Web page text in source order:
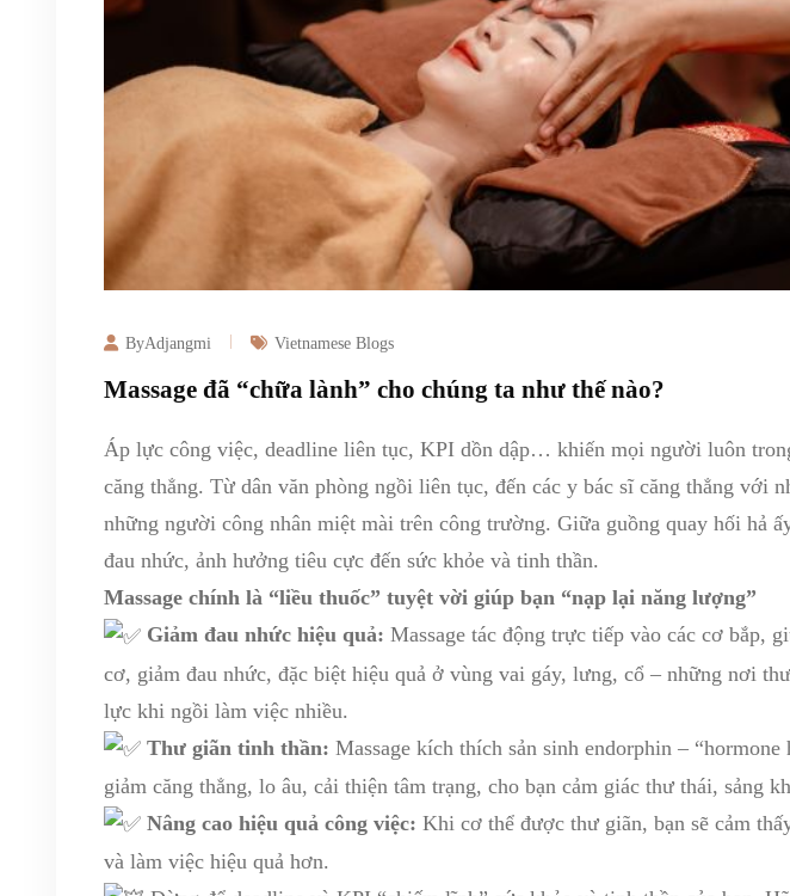
ByAdjangmi Vietnamese Blogs
Massage đã “chữa lành” cho chúng ta như thế nào?
Áp lực công việc, deadline liên tục, KPI dồn dập… khiến mọi người luôn
căng thẳng. Từ dân văn phòng ngồi liên tục, đến các y bác sĩ căng thẳng với
những người công nhân miệt mài trên công trường. Giữa guồng quay hối hả
đau nhức, ảnh hưởng tiêu cực đến sức khỏe và tinh thần.
Massage chính là “liều thuốc” tuyệt vời giúp bạn “nạp lại năng lượng”
Giảm đau nhức hiệu quả: Massage tác động trực tiếp vào các cơ bắp,
cơ, giảm đau nhức, đặc biệt hiệu quả ở vùng vai gáy, lưng, cổ – những nơi
lực khi ngồi làm việc nhiều.
Thư giãn tinh thần: Massage kích thích sản sinh endorphin – “hormone
giảm căng thẳng, lo âu, cải thiện tâm trạng, cho bạn cảm giác thư thái, sảng
Nâng cao hiệu quả công việc: Khi cơ thể được thư giãn, bạn sẽ cảm
và làm việc hiệu quả hơn.